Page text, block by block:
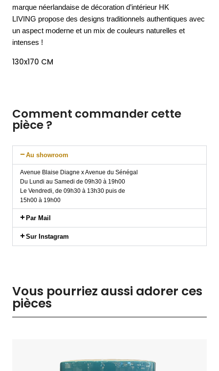
marque néerlandaise de décoration d’intérieur HK
LIVING propose des designs traditionnels authentiques avec
un aspect moderne et un mix de couleurs naturelles et
intenses !
130x170 CM
Comment commander cette
pièce ?
Au showroom
Avenue Blaise Diagne x Avenue du Sénégal
Du Lundi au Samedi de 09h30 à 19h00
Le Vendredi, de 09h30 à 13h30 puis de
15h00 à 19h00
Par Mail
Sur Instagram
Vous pourriez aussi adorer ces
pièces